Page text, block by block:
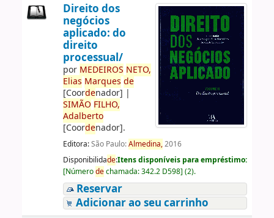
Direito dos
negócios
aplicado: do
direito
processual/
por MEDEIROS NETO,
Elias Marques de
[Coordenador] |
SIMÃO FILHO,
Adalberto
[Coordenador].
Editora:São Paulo:Almedina,2016
Disponibilidade:Itens disponíveis para empréstimo:
[Númerodechamada:342.2 D598] (2).
Reservar
Adicionar ao seu carrinho